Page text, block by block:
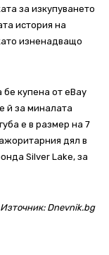
за изкупуването
история на
изненадващо
бе купена от eBay
й за миналата
е в размер на 7
дял в
Silver Lake, за
Източник: Dnevnik.bg